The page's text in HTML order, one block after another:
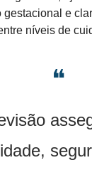
gestacional e
níveis de
❝